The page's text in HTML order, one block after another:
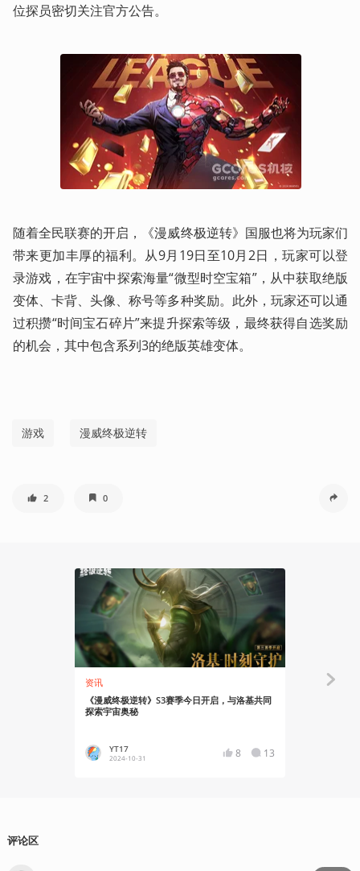
位探员密切关注官方公告。
随着全民联赛的开启，《漫威终极逆转》国服也将为玩家们
带来更加丰厚的福利。从9月19日至10月2日，玩家可以登
录游戏，在宇宙中探索海量“微型时空宝箱”，从中获取绝版
变体、卡背、头像、称号等多种奖励。此外，玩家还可以通
过积攒“时间宝石碎片”来提升探索等级，最终获得自选奖励
的机会，其中包含系列3的绝版英雄变体。
游戏 漫威终极逆转
2 0
资讯
《漫威终极逆转》S3赛季今日开启，与洛基共同
探索宇宙奥秘
YT17
2024-10-31 8 13
评论区